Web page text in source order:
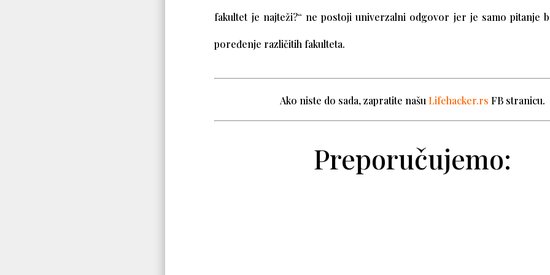
fakultet je najteži?“ ne postoji univerzalni odgovor jer je samo pitanje
poređenje različitih fakulteta.
Ako niste do sada, zapratite našuLifehacker.rs FB stranicu.
Preporučujemo: